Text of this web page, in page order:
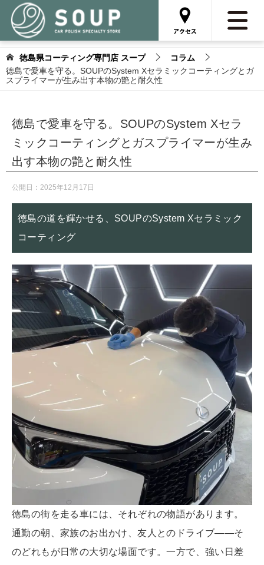
徳島県コーティング専門店 スープ
コラム
徳島で愛車を守る。SOUPのSystem Xセラミックコーティングとガ
スプライマーが生み出す本物の艶と耐久性
徳島で愛車を守る。SOUPのSystem Xセラ
ミックコーティングとガスプライマーが生み
出す本物の艶と耐久性
公開日： 2025年12月17日
徳島の道を輝かせる、SOUPのSystem Xセラミック
コーティング
徳島の街を走る車には、それぞれの物語があります。
通勤の朝、家族のお出かけ、友人とのドライブ――そ
のどれもが日常の大切な場面です。一方で、強い日差